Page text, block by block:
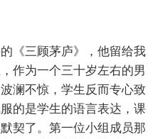
三顾茅庐》，他留给我
作为一个三十岁左右的男
澜不惊，学生反而专心致
的是学生的语言表达，课
契了。第一位小组成员那